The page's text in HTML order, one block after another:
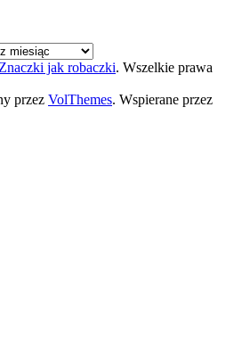
Znaczki jak robaczki. Wszelkie prawa
przez VolThemes. Wspierane przez